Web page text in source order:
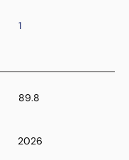
1
89.8
2026